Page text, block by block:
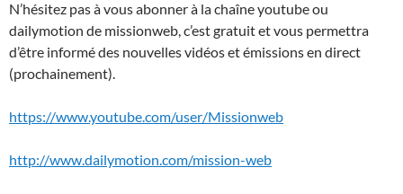
N’hésitez pas à vous abonner à la chaîne youtube ou
dailymotion de missionweb, c’est gratuit et vous permettra
d’être informé des nouvelles vidéos et émissions en direct
(prochainement).
https://www.youtube.com/user/Missionweb
http://www.dailymotion.com/mission-web